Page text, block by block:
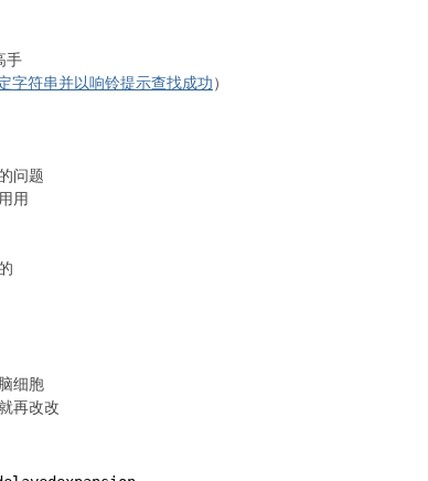
手
字符串并以响铃提示查找成功）
问题
用
细胞
再改改